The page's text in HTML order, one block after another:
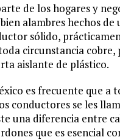
de los hogares y
alambres hechos de
sólido,
circunstancia
aislante de plástico.
es frecuente que a
conductores se les
una diferencia entre
que es esencial